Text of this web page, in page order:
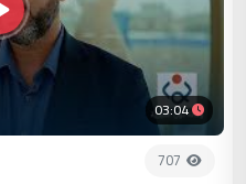
03:04
707